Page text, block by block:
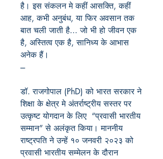
है। इस संकलन मे कहीं आसक्ति, कहीं
आह, कभी अनुबंध, या फिर अवसान तक
बात चली जाती है... जो भी हो जीवन एक
है, अस्तित्व एक है, सानिध्य के आभास
अनेक हैं।
---
डॉ. राजगोपाल (PhD)को भारत सरकार ने
शिक्षा के क्षेत्र मे अंतर्राष्ट्रीय सस्तर पर
उत्कृष्ट योगदान के लिए “प्रवासी भारतीय
सम्मान” से अलंकृत किया। माननीय
राष्ट्रपति ने उन्हें १० जनवरी २०२३ को
प्रवासी भारतीय सम्मेलन के दौरान